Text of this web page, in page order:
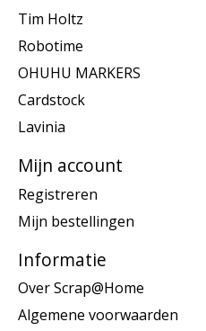
Tim Holtz
Robotime
OHUHU MARKERS
Cardstock
Lavinia
Mijn account
Registreren
Mijn bestellingen
Informatie
Over Scrap@Home
Algemene voorwaarden